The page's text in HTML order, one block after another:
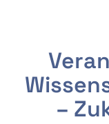
–